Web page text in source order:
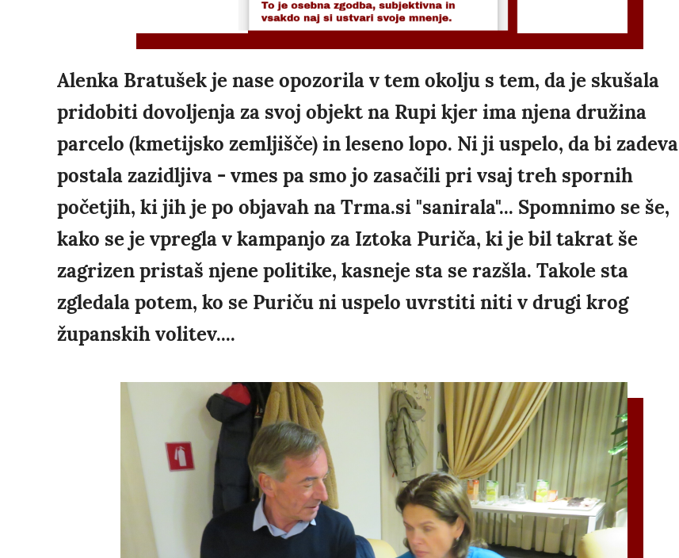
Alenka Bratušek je nase opozorila v tem okolju s tem, da je skušala
pridobiti dovoljenja za svoj objekt na Rupi kjer ima njena družina
parcelo (kmetijsko zemljišče) in leseno lopo. Ni ji uspelo, da bi zadeva
postala zazidljiva - vmes pa smo jo zasačili pri vsaj treh spornih
početjih, ki jih je po objavah na Trma.si "sanirala"... Spomnimo se še,
kako se je vpregla v kampanjo za Iztoka Puriča, ki je bil takrat še
zagrizen pristaš njene politike, kasneje sta se razšla. Takole sta
zgledala potem, ko se Puriču ni uspelo uvrstiti niti v drugi krog
županskih volitev....